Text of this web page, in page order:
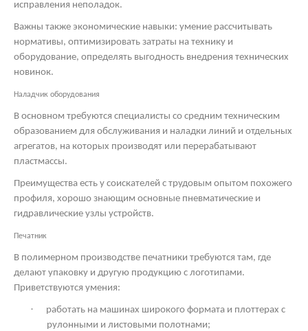
исправления неполадок.
Важны также экономические навыки: умение рассчитывать
нормативы, оптимизировать затраты на технику и
оборудование, определять выгодность внедрения технических
новинок.
Наладчик оборудования
В основном требуются специалисты со средним техническим
образованием для обслуживания и наладки линий и отдельных
агрегатов, на которых производят или перерабатывают
пластмассы.
Преимущества есть у соискателей с трудовым опытом похожего
профиля, хорошо знающим основные пневматические и
гидравлические узлы устройств.
Печатник
В полимерном производстве печатники требуются там, где
делают упаковку и другую продукцию с логотипами.
Приветствуются умения:
·
работать на машинах широкого формата и плоттерах с
рулонными и листовыми полотнами;